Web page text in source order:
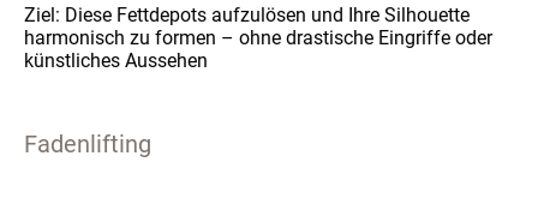
Ziel: Diese Fettdepots aufzulösen und Ihre Silhouette
harmonisch zu formen – ohne drastische Eingriffe oder
künstliches Aussehen
Fadenlifting